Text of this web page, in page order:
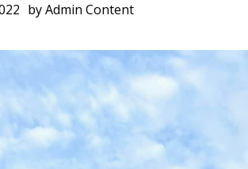
byAdmin Content